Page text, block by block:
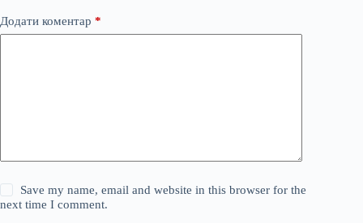
Додати коментар *
Save my name, email and website in this browser for the
next time I comment.